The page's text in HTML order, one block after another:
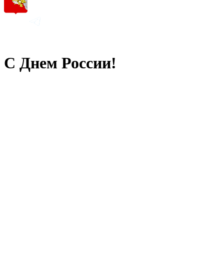
С Днем России!